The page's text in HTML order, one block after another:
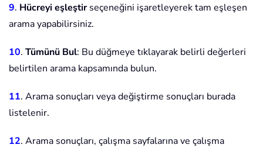
9. Hücreyi eşleştirseçeneğini işaretleyerek tam eşleşen
arama yapabilirsiniz.
10. Tümünü Bul: Bu düğmeye tıklayarak belirli değerleri
belirtilen arama kapsamında bulun.
11. Arama sonuçları veya değiştirme sonuçları burada
listelenir.
12. Arama sonuçları, çalışma sayfalarına ve çalışma